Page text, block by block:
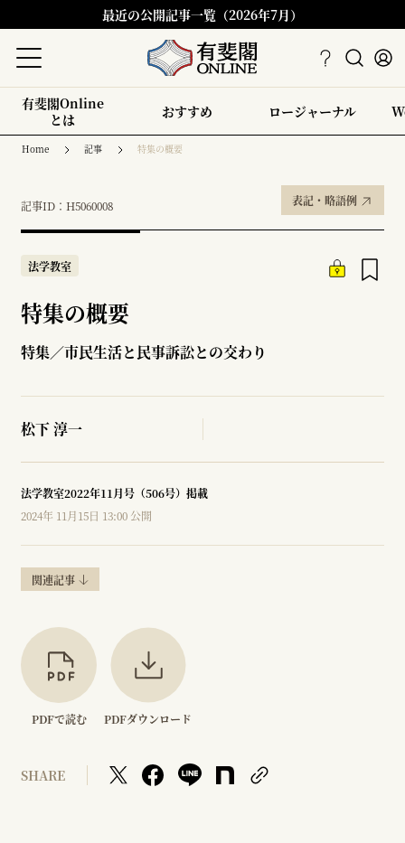
最近の公開記事一覧（2026年7月）
有斐閣Online
とは
おすすめ ロージャーナル
Home 記事 特集の概要
記事ID：H5060008 表記・略語例
法学教室
特集の概要
特集／市民生活と民事訴訟との交わり
松下 淳一
法学教室2022年11月号（506号）掲載
2024年 11月15日 13:00 公開
関連記事
PDFで読む PDFダウンロード
SHARE